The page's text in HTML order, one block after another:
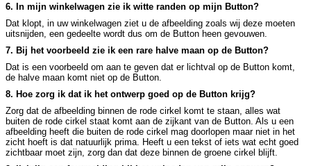
6. In mijn winkelwagen zie ik witte randen op mijn Button?
Dat klopt, in uw winkelwagen ziet u de afbeelding zoals wij deze moeten
uitsnijden, een gedeelte wordt dus om de Button heen gevouwen.
7. Bij het voorbeeld zie ik een rare halve maan op de Button?
Dat is een voorbeeld om aan te geven dat er lichtval op de Button komt,
de halve maan komt niet op de Button.
8. Hoe zorg ik dat ik het ontwerp goed op de Button krijg?
Zorg dat de afbeelding binnen de rode cirkel komt te staan, alles wat
buiten de rode cirkel staat komt aan de zijkant van de Button. Als u een
afbeelding heeft die buiten de rode cirkel mag doorlopen maar niet in het
zicht hoeft is dat natuurlijk prima. Heeft u een tekst of iets wat echt goed
zichtbaar moet zijn, zorg dan dat deze binnen de groene cirkel blijft.